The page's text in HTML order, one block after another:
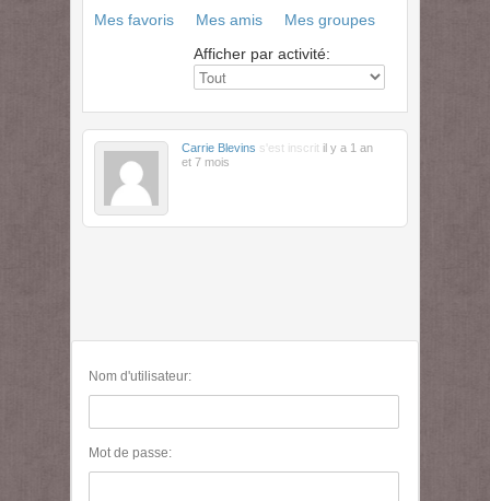
Mes favoris
Mes amis
Mes groupes
Afficher par activité:
Carrie Blevins s'est inscrit il y a 1 an
et 7 mois
Nom d'utilisateur:
Mot de passe: